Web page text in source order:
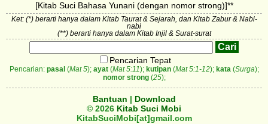
[Kitab Suci Bahasa Yunani (dengan nomor strong)]**
Ket: (*) berarti hanya dalam Kitab Taurat & Sejarah, dan Kitab Zabur & Nabi-
nabi
(**) berarti hanya dalam Kitab Injil & Surat-surat
Pencarian Tepat
Pencarian: pasal (Mat 5); ayat(Mat 5:11); kutipan(Mat 5:1-12); kata(Surga);
nomor strong(25);
Bantuan | Download
© 2026 Kitab Suci Mobi
KitabSuciMobi[at]gmail.com